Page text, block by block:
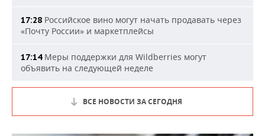
17:28 Российское вино могут начать продавать через
«Почту России» и маркетплейсы
17:14Меры поддержки для Wildberries могут
объявить на следующей неделе
ВСЕ НОВОСТИ ЗА СЕГОДНЯ